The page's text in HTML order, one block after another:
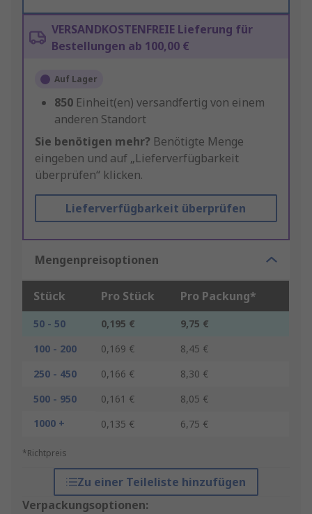
VERSANDKOSTENFREIE Lieferung für
Bestellungen ab 100,00 €
Auf Lager
850 Einheit(en) versandfertig von einem
anderen Standort
Sie benötigen mehr? Benötigte Menge
eingeben und auf „Lieferverfügbarkeit
überprüfen“ klicken.
Lieferverfügbarkeit überprüfen
Mengenpreisoptionen
Stück Pro Stück Pro Packung*
50 - 50 0,195 €
9,75 €
100 - 200
0,169 €
8,45 €
250 - 450
0,166 €
8,30 €
500 - 950
0,161 €
8,05 €
1000 +
0,135 € 6,75 €
*Richtpreis
Zu einer Teileliste hinzufügen
Verpackungsoptionen: